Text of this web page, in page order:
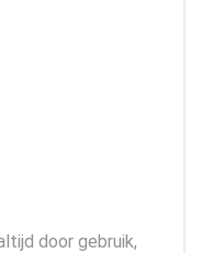
door gebruik,